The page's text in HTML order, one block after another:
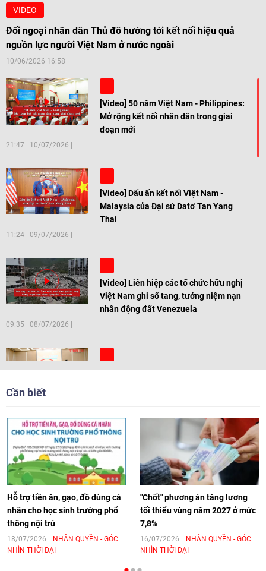
VIDEO
Đối ngoại nhân dân Thủ đô hướng tới kết nối hiệu quả
nguồn lực người Việt Nam ở nước ngoài
10/06/2026 16:58
[Video] 50 năm Việt Nam - Philippines:
Mở rộng kết nối nhân dân trong giai
đoạn mới
21:47 10/07/2026
[Video] Dấu ấn kết nối Việt Nam -
Malaysia của Đại sứ Dato' Tan Yang
Thai
11:24 09/07/2026
[Video] Liên hiệp các tổ chức hữu nghị
Việt Nam ghi sổ tang, tưởng niệm nạn
nhân động đất Venezuela
09:35 08/07/2026
[Video] Trẻ em Đông Á cùng kiến tạo
[Video] Âm nhạc flamenco gắn kết văn
hoá Việt Nam - Tây Ban Nha
11:10 17/06/2026
[Video] Trao tặng Kỷ niệm chương "Vì
hòa bình, hữu nghị giữa các dân tộc"
cho Đại sứ Hungary tại Việt Nam
Cần biết
Hỗ trợ tiền ăn, gạo, đồ dùng cá
nhân cho học sinh trường phổ
thông nội trú
18/07/2026
NHÂN QUYỀN - GÓC
NHÌN THỜI ĐẠI
"Chốt" phương án tăng lương
tối thiểu vùng năm 2027 ở mức
7,8%
16/07/2026
NHÂN QUYỀN - GÓC
NHÌN THỜI ĐẠI